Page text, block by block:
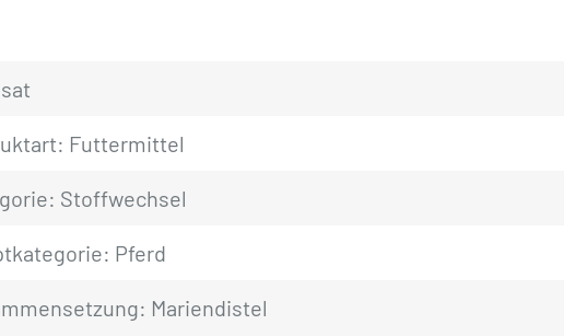
Futtermittel
Stoffwechsel
Pferd
Mariendistel